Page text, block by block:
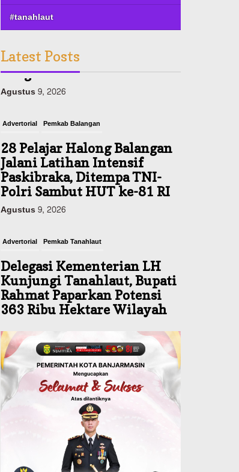
#tanahlaut
Latest Posts
Advertorial Pemkab Balangan
28 Pelajar Halong Balangan
Paskibraka, Ditempa TNI-
Polri Sambut HUT ke-81 RI
Agustus 9, 2026
Advertorial Pemkab Tanahlaut
Delegasi Kementerian LH
Rahmat Paparkan Potensi
363 Ribu Hektare Wilayah
Agustus 9, 2026
Advertorial
Bupati Rahmat Buka Bupati
Cup Basket 2026, Bidik
Emas Porprov dan
Rencanakan Pindah Indoor
2027
Sosial & Keagamaan